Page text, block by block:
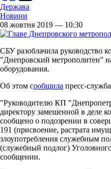
Держава
Новини
08 жовтня 2019 — 10:30
СБУ разоблачила руководство
"Днепровский метрополитен"
оборудования.
Об этом сообщила пресс-
"Руководителю КП
директору замешенной в деле
сообщено о подозрении в
191 (присвоение, растрата
злоупотребления служебным
(служебный подлог)
сообщении.